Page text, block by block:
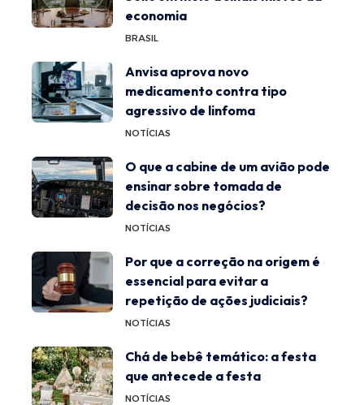
economia
BRASIL
Anvisa aprova novo
medicamento contra tipo
agressivo de linfoma
NOTÍCIAS
O que a cabine de um avião pode
ensinar sobre tomada de
decisão nos negócios?
NOTÍCIAS
Por que a correção na origem é
essencial para evitar a
repetição de ações judiciais?
NOTÍCIAS
Chá de bebê temático: a festa
que antecede a festa
NOTÍCIAS